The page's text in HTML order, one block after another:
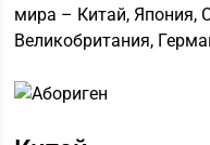
мира – Китай, Япония,
Великобритания,